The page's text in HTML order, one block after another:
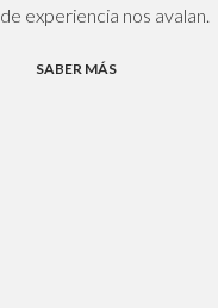
de experiencia nos avalan.
SABER MÁS